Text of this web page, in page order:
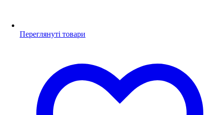
Переглянуті товари